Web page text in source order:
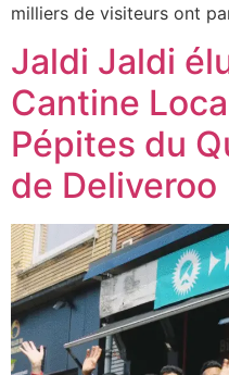
milliers de visiteurs ont
Jaldi Jaldi
Cantine
Pépites du
de Deliveroo